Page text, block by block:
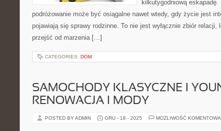
kilkutygodniową
podróżowanie może być osiągalne nawet wtedy, gdy życie jest
pojawiają się sprawy rodzinne. To nie jest wyłącznie zbiór relacji,
przejść od marzenia […]
CATEGORIES: DOM
SAMOCHODY KLASYCZNE I
RENOWACJA I MODY
POSTED BY ADMIN GRU - 18 - 2025 MOŻLIWOŚĆ